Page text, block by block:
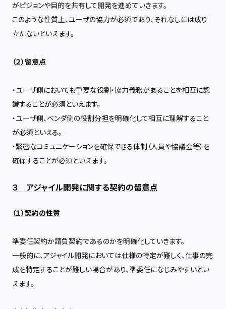
がビジョンや目的を共有して開発を進めていきます。
このような性質上、ユーザの協力が必須であり、それなしには成り
立たないといえます。
（２）留意点
・ユーザ側においても重要な役割・協力義務があることを相互に認
識することが必須といえます。
・ユーザ側、ベンダ側の役割分担を明確化して相互に理解すること
が必須といえる。
・緊密なコミュニケーションを確保できる体制（人員や協議会等）を
確保することが必須といえます。
３ アジャイル開発に関する契約の留意点
（１）契約の性質
準委任契約か請負契約であるのかを明確化していきます。
一般的に、アジャイル開発においては仕様の特定が難しく、仕事の完
成を特定することが難しい場合があり、準委任になじみやすいとい
えます。